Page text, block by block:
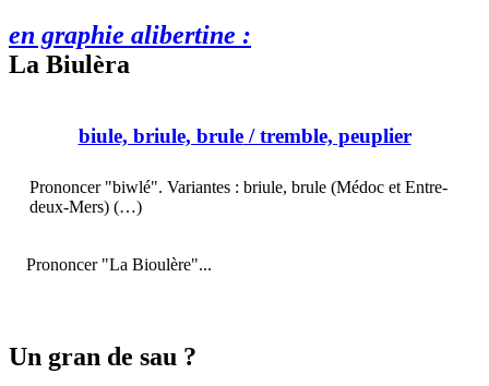
en graphie alibertine :
La Biulèra
biule, briule, brule/ tremble, peuplier
Prononcer "biwlé". Variantes : briule, brule (Médoc et Entre-
deux-Mers) (…)
Prononcer "La Bioulère"...
Un gran de sau ?